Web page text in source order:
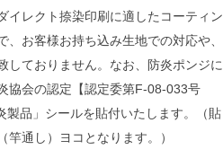
イレクト捺染印刷に適したコーティン
お客様お持ち込み生地での対応や、
しておりません。なお、防炎ポンジに
協会の認定【認定委第F-08-033号
品」シールを貼付いたします。（貼
通し）ヨコとなります。）